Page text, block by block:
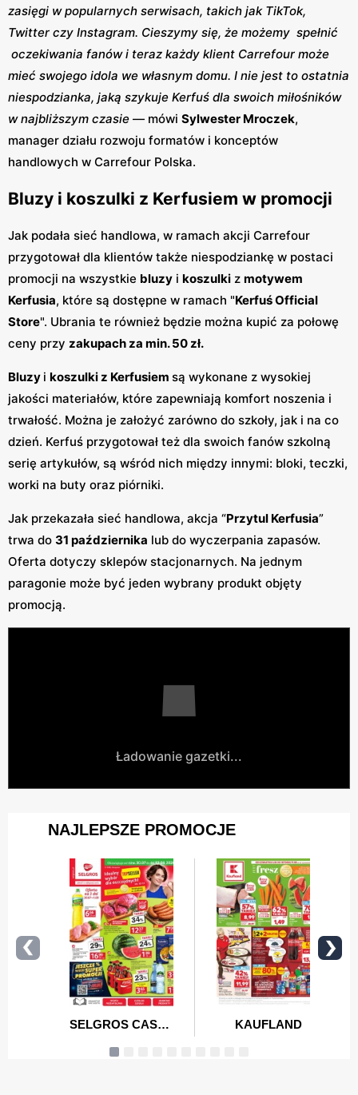
zasięgi w popularnych serwisach, takich jak TikTok,
Twitter czy Instagram. Cieszymy się, że możemy spełnić
oczekiwania fanów i teraz każdy klient Carrefour może
mieć swojego idola we własnym domu. I nie jest to ostatnia
niespodzianka, jaką szykuje Kerfuś dla swoich miłośników
w najbliższym czasie — mówi Sylwester Mroczek,
manager działu rozwoju formatów i konceptów
handlowych w Carrefour Polska.
Bluzy i koszulki z Kerfusiem w promocji
Jak podała sieć handlowa, w ramach akcji Carrefour
przygotował dla klientów także niespodziankę w postaci
promocji na wszystkie bluzy i koszulki z motywem
Kerfusia, które są dostępne w ramach "Kerfuś Official
Store". Ubrania te również będzie można kupić za połowę
ceny przy zakupach za min. 50 zł.
Bluzy i koszulki z Kerfusiem są wykonane z wysokiej
jakości materiałów, które zapewniają komfort noszenia i
trwałość. Można je założyć zarówno do szkoły, jak i na co
dzień. Kerfuś przygotował też dla swoich fanów szkolną
serię artykułów, są wśród nich między innymi: bloki, teczki,
worki na buty oraz piórniki.
Jak przekazała sieć handlowa, akcja “Przytul Kerfusia”
trwa do 31 października lub do wyczerpania zapasów.
Oferta dotyczy sklepów stacjonarnych. Na jednym
paragonie może być jeden wybrany produkt objęty
promocją.
Ładowanie gazetki...